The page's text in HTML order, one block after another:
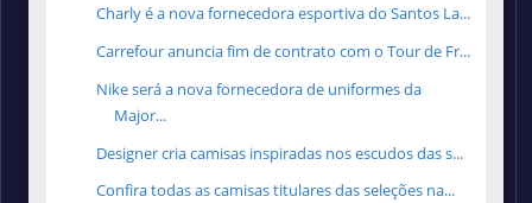
Charly é a nova fornecedora esportiva do Santos La...
Carrefour anuncia fim de contrato com o Tour de Fr...
Nike será a nova fornecedora de uniformes da
Major...
Designer cria camisas inspiradas nos escudos das s...
Confira todas as camisas titulares das seleções na...